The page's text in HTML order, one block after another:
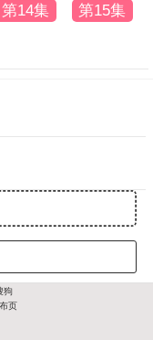
第14集 第15集
狗
页